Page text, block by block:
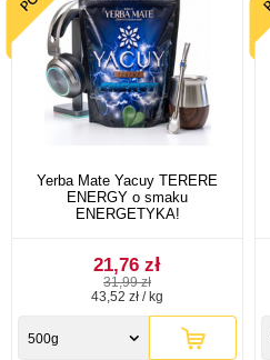
Yerba Mate Yacuy TERERE
ENERGY o smaku
ENERGETYKA!
21,76 zł
31,99 zł
43,52 zł / kg
500g